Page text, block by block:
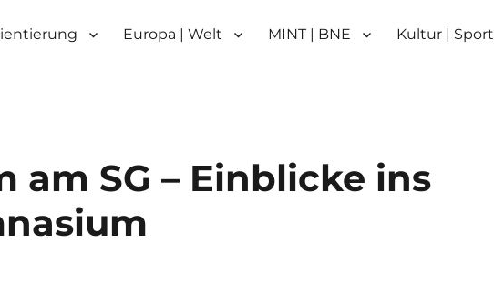
Europa | Welt MINT | BNE Kultur | Sport
am SG – Einblicke ins